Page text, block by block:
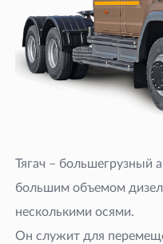
Тягач – большегрузный
большим объемом
несколькими осями.
Он служит для